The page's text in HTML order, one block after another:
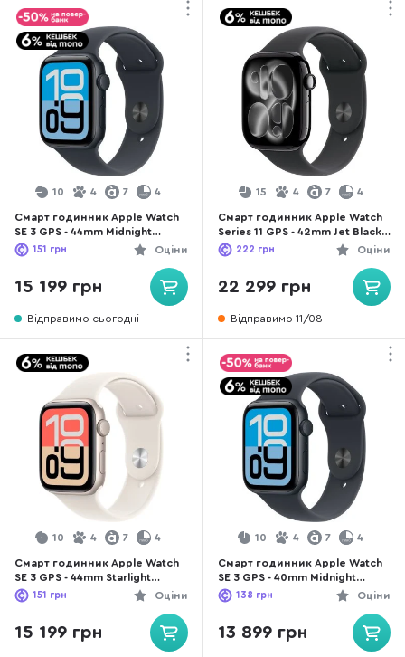
10 4 7 4
Смарт годинник Apple Watch
SE 3 GPS - 44mm Midnight
Aluminium Case with Midnight
Sport Band - S/M (MEHN4)
Оціни
151 грн
15 199 грн
Відправимо сьогодні
15 4 7 4
Смарт годинник Apple Watch
Series 11 GPS - 42mm Jet Black
Aluminium Case with Black
Sport Band - S/M
Оціни
222 грн
22 299 грн
Відправимо 11/08
10 4 7 4
Смарт годинник Apple Watch
SE 3 GPS - 44mm Starlight
Aluminium Case with Starlight
Sport Band - S/M (MEHG4)
Оціни
151 грн
15 199 грн
10 4 7 4
Смарт годинник Apple Watch
SE 3 GPS - 40mm Midnight
Aluminium Case with Midnight
Sport Band - S/M (MEH94)
Оціни
138 грн
13 899 грн